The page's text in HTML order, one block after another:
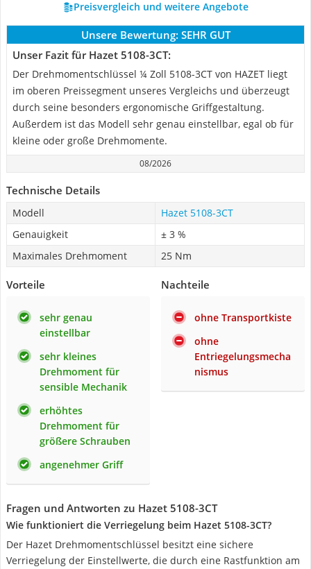
Preisvergleich und weitere Angebote
Unsere Bewertung: SEHR GUT
Unser Fazit für Hazet 5108-3CT:
Der Drehmomentschlüssel ¼ Zoll 5108-3CT von HAZET liegt
im oberen Preissegment unseres Vergleichs und überzeugt
durch seine besonders ergonomische Griffgestaltung.
Außerdem ist das Modell sehr genau einstellbar, egal ob für
kleine oder große Drehmomente.
08/2026
Technische Details
Modell
Hazet 5108-3CT
Genauigkeit
± 3 %
Maximales Drehmoment
25 Nm
Vorteile
sehr genau
einstellbar
sehr kleines
Drehmoment für
sensible Mechanik
erhöhtes
Drehmoment für
größere Schrauben
angenehmer Griff
Nachteile
ohne Transportkiste
ohne
Entriegelungsmecha
nismus
Fragen und Antworten zu Hazet 5108-3CT
Wie funktioniert die Verriegelung beim Hazet 5108-3CT?
Der Hazet Drehmomentschlüssel besitzt eine sichere
Verriegelung der Einstellwerte, die durch eine Rastfunktion am